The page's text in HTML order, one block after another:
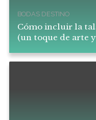
BODAS DESTINO
Cómo incluir la
(un toque de arte